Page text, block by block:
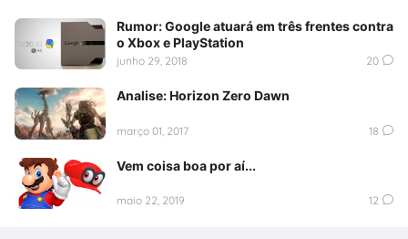
Rumor: Google atuará em três frentes contra
o Xbox e PlayStation
junho 29, 2018 20
Analise: Horizon Zero Dawn
março 01, 2017 18
Vem coisa boa por aí...
maio 22, 2019 12